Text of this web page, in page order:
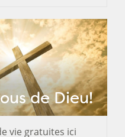
de Dieu!
vie gratuites ici